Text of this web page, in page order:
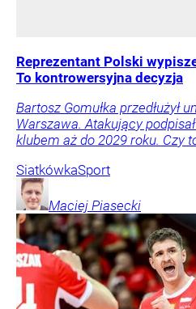
Reprezentant Polski
To kontrowersyjna decyzja
Bartosz Gomułka przedłużył
Warszawa. Atakujący
klubem aż do 2029 roku. Czy
SiatkówkaSport
Maciej Piasecki